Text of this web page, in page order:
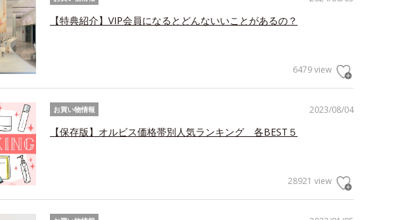
【特典紹介】VIP会員になるとどんないいことがあるの？
6479 view
2023/08/04
お買い物情報
【保存版】オルビス価格帯別人気ランキング 各BEST５
28921 view